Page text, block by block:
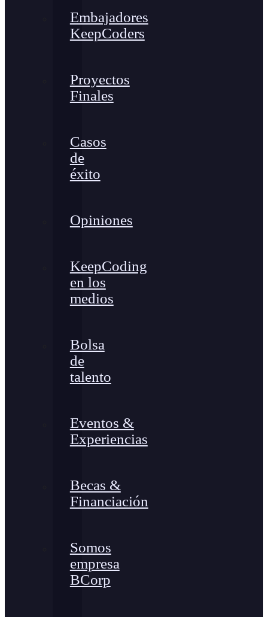
Embajadores
KeepCoders
Proyectos
Finales
Casos
de
éxito
Opiniones
KeepCoding
en los
medios
Bolsa
de
talento
Eventos &
Experiencias
Becas &
Financiación
Somos
empresa
BCorp